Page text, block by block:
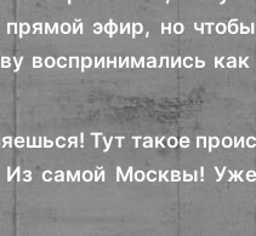
эфир, но
воспринимались
Тут такое
самой Москвы! Уже